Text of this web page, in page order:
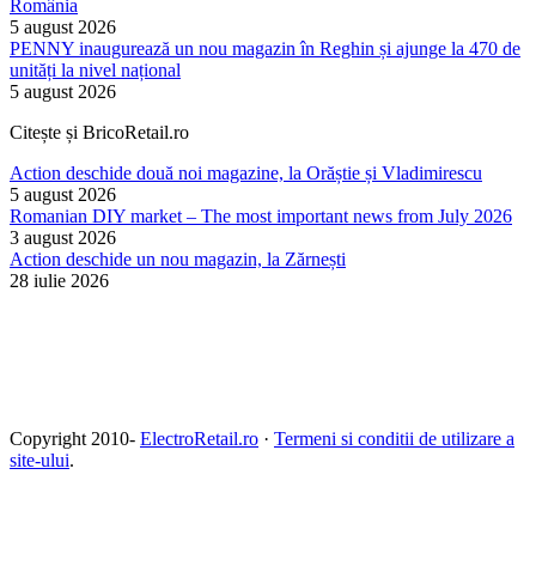
România
5 august 2026
PENNY inaugurează un nou magazin în Reghin și ajunge la 470 de
unități la nivel național
5 august 2026
Citește și BricoRetail.ro
Action deschide două noi magazine, la Orăștie și Vladimirescu
5 august 2026
Romanian DIY market – The most important news from July 2026
3 august 2026
Action deschide un nou magazin, la Zărnești
28 iulie 2026
Copyright 2010- ElectroRetail.ro · Termeni si conditii de utilizare a
site-ului.